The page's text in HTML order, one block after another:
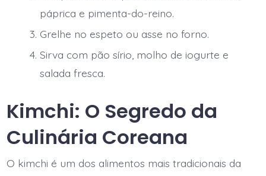
páprica e pimenta-do-reino.
Grelhe no espeto ou asse no forno.
Sirva com pão sírio, molho de iogurte e
salada fresca.
Kimchi: O Segredo da
Culinária Coreana
O kimchi é um dos alimentos mais tradicionais da